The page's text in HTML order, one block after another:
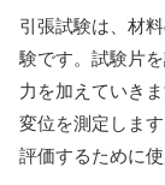
引張試験は、材
験です。試験片
力を加えていき
変位を測定しま
評価するために使